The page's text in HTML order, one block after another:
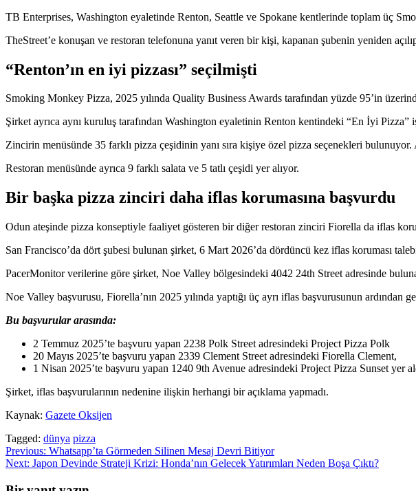
TB Enterprises, Washington eyaletinde Renton, Seattle ve Spokane kentlerinde toplam üç
TheStreet’e konuşan ve restoran telefonuna yanıt veren bir kişi, kapanan şubenin yeniden
“Renton’ın en iyi pizzası” seçilmişti
Smoking Monkey Pizza, 2025 yılında Quality Business Awards tarafından yüzde 95’in
Şirket ayrıca aynı kuruluş tarafından Washington eyaletinin Renton kentindeki “En İyi Pizza”
Zincirin menüsünde 35 farklı pizza çeşidinin yanı sıra kişiye özel pizza seçenekleri
Restoran menüsünde ayrıca 9 farklı salata ve 5 tatlı çeşidi yer alıyor.
Bir başka pizza zinciri daha iflas korumasına başvurdu
Odun ateşinde pizza konseptiyle faaliyet gösteren bir diğer restoran zinciri Fiorella da iflas
San Francisco’da dört şubesi bulunan şirket, 6 Mart 2026’da dördüncü kez iflas koruması
PacerMonitor verilerine göre şirket, Noe Valley bölgesindeki 4042 24th Street adresinde
Noe Valley başvurusu, Fiorella’nın 2025 yılında yaptığı üç ayrı iflas başvurusunun ardından
Bu başvurular arasında:
2 Temmuz 2025’te başvuru yapan 2238 Polk Street adresindeki Project Pizza Polk
20 Mayıs 2025’te başvuru yapan 2339 Clement Street adresindeki Fiorella Clement,
1 Nisan 2025’te başvuru yapan 1240 9th Avenue adresindeki Project Pizza Sunset yer
Şirket, iflas başvurularının nedenine ilişkin herhangi bir açıklama yapmadı.
Kaynak: Gazete Oksijen
Tagged: dünya pizza
Yazı
gezinmesi
Previous: Whatsapp’ta Görmeden Silinen Mesaj Devri Bitiyor
Next: Japon Devinde Strateji Krizi: Honda’nın Gelecek Yatırımları Neden Boşa Çıktı?